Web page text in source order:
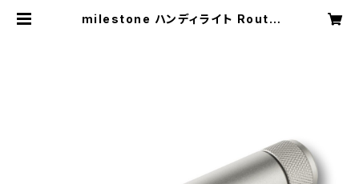
milestone ハンディライト Route